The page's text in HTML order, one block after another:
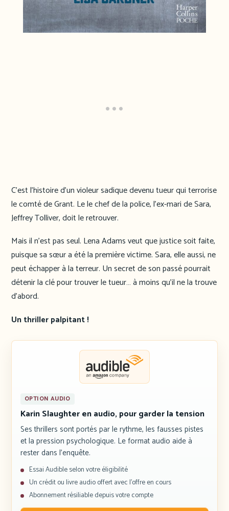
C’est l’histoire d’un violeur sadique devenu tueur qui terrorise
le comté de Grant. Le le chef de la police, l’ex-mari de Sara,
Jeffrey Tolliver, doit le retrouver.
Mais il n’est pas seul. Lena Adams veut que justice soit faite,
puisque sa sœur a été la première victime. Sara, elle aussi, ne
peut échapper à la terreur. Un secret de son passé pourrait
détenir la clé pour trouver le tueur… à moins qu’il ne la trouve
d’abord.
Un thriller palpitant !
OPTION AUDIO
Karin Slaughter en audio, pour garder la tension
Ses thrillers sont portés par le rythme, les fausses pistes
et la pression psychologique. Le format audio aide à
rester dans l’enquête.
Essai Audible selon votre éligibilité
Un crédit ou livre audio offert avec l’offre en cours
Abonnement résiliable depuis votre compte